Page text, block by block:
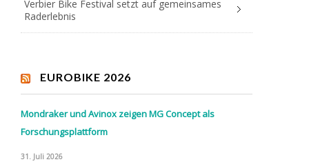
Verbier Bike Festival setzt auf gemeinsames
Raderlebnis
EUROBIKE 2026
Mondraker und Avinox zeigen MG Concept als
Forschungsplattform
31. Juli 2026